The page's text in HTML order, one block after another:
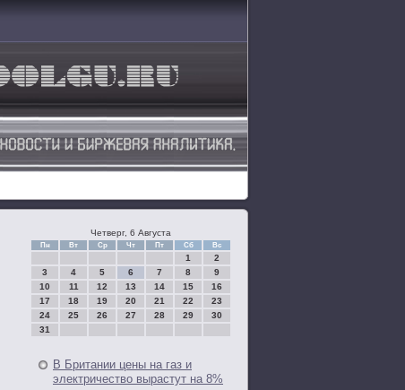
Четверг, 6 Августа
Пн Вт Ср Чт Пт Сб Вс
1
2
3
4 5 6 7 8
9
10
11 12 13 14 15
16
17
18 19 20 21 22
23
24
25 26 27 28 29
30
31
В Британии цены на газ и
электричество вырастут на 8%